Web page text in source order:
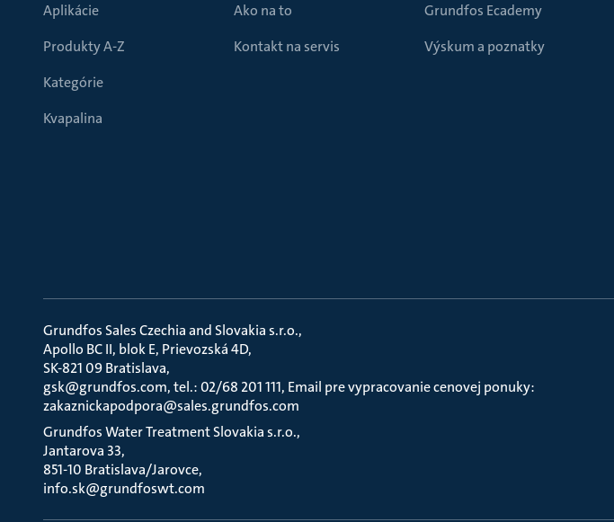
Aplikácie
Produkty A-Z
Kategórie
Kvapalina
Ako na to
Kontakt na servis
Grundfos Ecademy
Výskum a poznatky
Grundfos Sales Czechia and Slovakia s.r.o.
Apollo BC II, blok E, Prievozská 4D
SK-821 09 Bratislava
gsk@grundfos.com, tel.: 02/68 201 111, Email pre vypracovanie cenovej ponuky:
zakaznickapodpora@sales.grundfos.com
Grundfos Water Treatment Slovakia s.r.o.
Jantarova 33
851-10 Bratislava/Jarovce
info.sk@grundfoswt.com